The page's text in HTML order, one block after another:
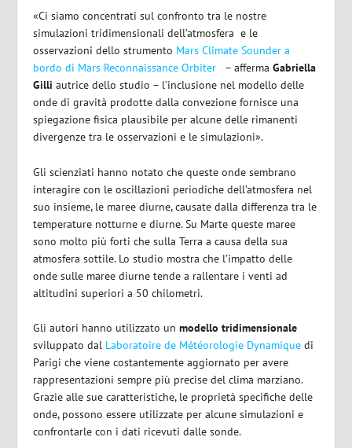
«Ci siamo concentrati sul confronto tra le nostre
simulazioni tridimensionali dell’atmosfera e le
osservazioni dello strumento Mars Climate Sounder a
bordo di Mars Reconnaissance Orbiter
– affermaGabriella
Gilli autrice dello studio – l’inclusione nel modello delle
onde di gravità prodotte dalla convezione fornisce una
spiegazione fisica plausibile per alcune delle rimanenti
divergenze tra le osservazioni e le simulazioni».
Gli scienziati hanno notato che queste onde sembrano
interagire con le oscillazioni periodiche dell’atmosfera nel
suo insieme, le maree diurne, causate dalla differenza tra le
temperature notturne e diurne. Su Marte queste maree
sono molto più forti che sulla Terra a causa della sua
atmosfera sottile. Lo studio mostra che l’impatto delle
onde sulle maree diurne tende a rallentare i venti ad
altitudini superiori a 50 chilometri.
Gli autori hanno utilizzato un modello tridimensionale
sviluppato dal Laboratoire de Météorologie Dynamique di
Parigi che viene costantemente aggiornato per avere
rappresentazioni sempre più precise del clima marziano.
Grazie alle sue caratteristiche, le proprietà specifiche delle
onde, possono essere utilizzate per alcune simulazioni e
confrontarle con i dati ricevuti dalle sonde.